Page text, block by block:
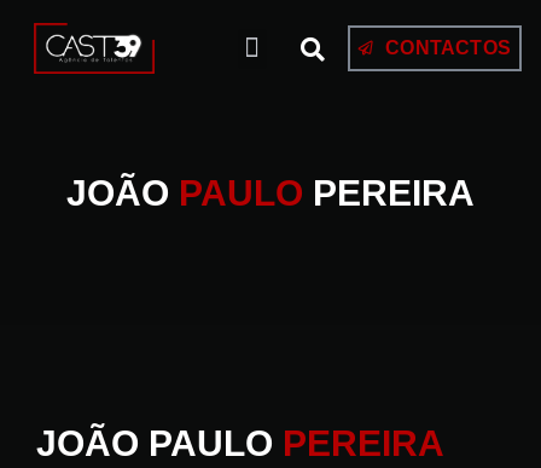
CONTACTOS
JOÃO PAULO PEREIRA
JOÃO PAULO PEREIRA